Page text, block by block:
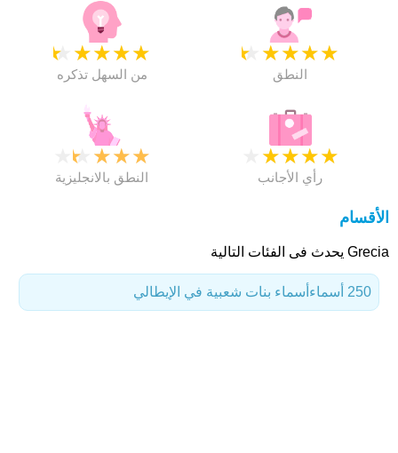
★
★
★
★
★
من السهل تذكره
★
★
★
★
★
النطق
★
★
★
★
النطق بالانجليزية
★
★
★
★
رأي الأجانب
الأقسام
Grecia يحدث فى الفئات التالية
أسماء بنات شعبية في الإيطالي 250 أسماء